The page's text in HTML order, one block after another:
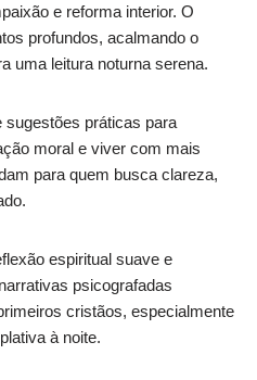
e reforma interior. O
profundos, acalmando o
uma leitura noturna serena.
sugestões práticas para
moral e viver com mais
para quem busca clareza,
espiritual suave e
psicografadas
cristãos, especialmente
à noite.